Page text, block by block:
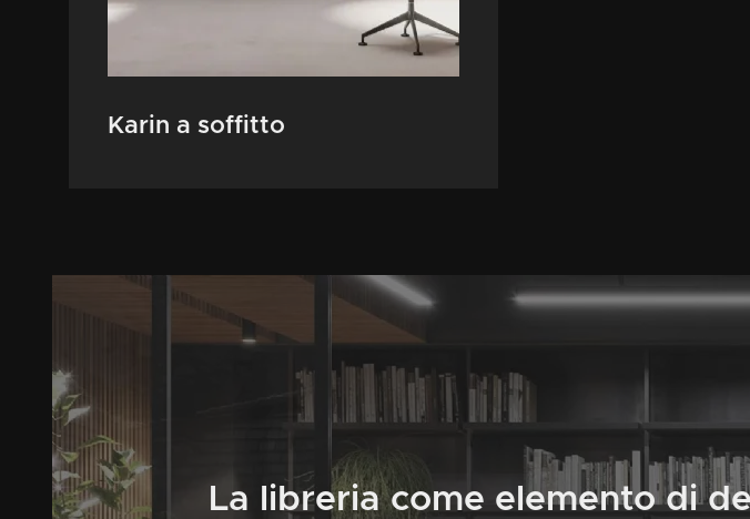
Karin a soffitto
La libreria come elemento di